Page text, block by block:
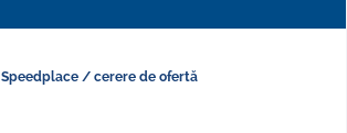
Speedplace / cerere de ofertă